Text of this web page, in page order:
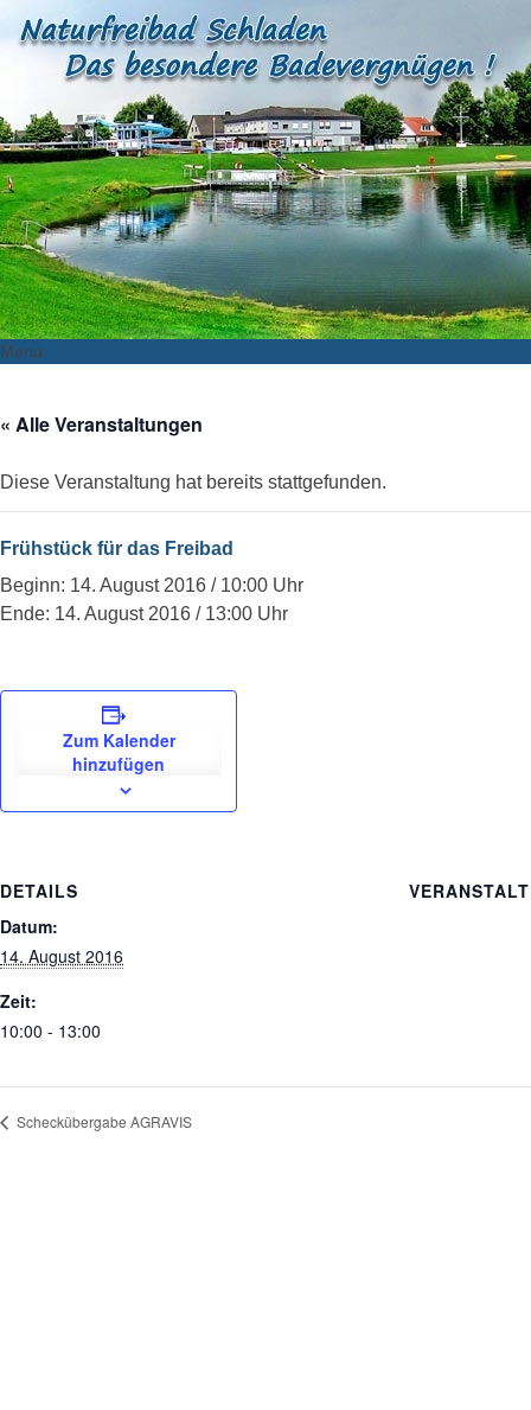
Menu
content
« Alle Veranstaltungen
Diese Veranstaltung hat bereits stattgefunden.
Frühstück für das Freibad
Beginn: 14. August 2016 / 10:00 Uhr
Ende: 14. August 2016 / 13:00 Uhr
Zum Kalender
hinzufügen
DETAILS
Datum:
14. August 2016
Zeit:
10:00 - 13:00
Scheckübergabe AGRAVIS